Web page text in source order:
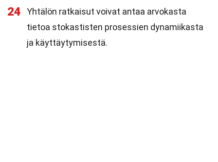
24
Yhtälön ratkaisut voivat antaa arvokasta
tietoa stokastisten prosessien dynamiikasta
ja käyttäytymisestä.